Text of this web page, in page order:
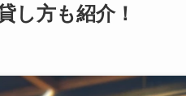
し方も紹介！